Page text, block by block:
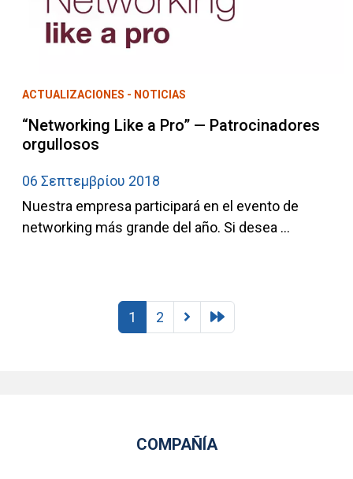
ACTUALIZACIONES - NOTICIAS
“Networking Like a Pro” — Patrocinadores
orgullosos
06 Σεπτεμβρίου 2018
Nuestra empresa participará en el evento de
networking más grande del año. Si desea ...
1 2
COMPAÑÍA